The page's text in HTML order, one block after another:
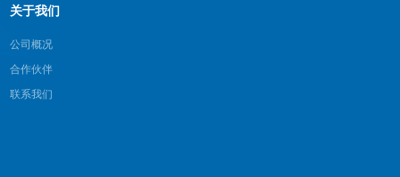
关于我们
公司概况
合作伙伴
联系我们